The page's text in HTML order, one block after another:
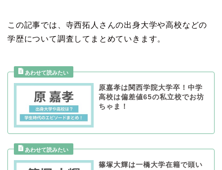
この記事では、寺西拓人さんの出身大学や高校などの
学歴について調査してまとめていきます。
原嘉孝は関西学院大学卒！中学
高校は偏差値65の私立校でお坊
ちゃま！
篠塚大輝は一橋大学在籍で頭い